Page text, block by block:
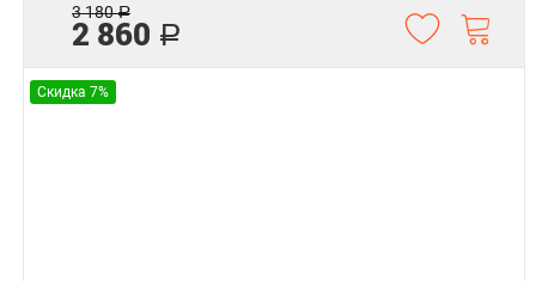
3 180 Р
2 860 Р
Скидка 7%